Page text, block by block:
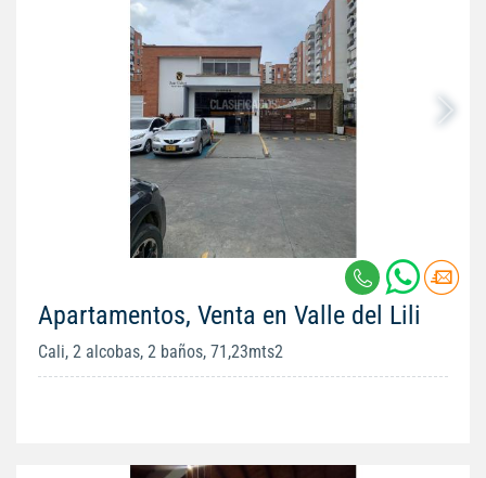
Apartamentos, Venta en Valle del Lili
Cali, 2 alcobas, 2 baños, 71,23mts2